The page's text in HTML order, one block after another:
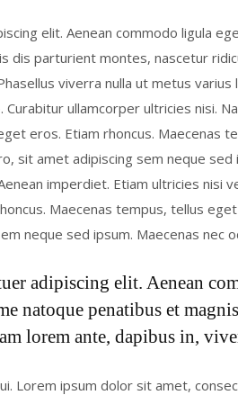
elit. Aenean commodo ligula
dis parturient montes, nascetur
viverra nulla ut metus
ullamcorper ultricies nisi.
eros. Etiam rhoncus. Maecenas
sit amet adipiscing sem neque sed
imperdiet. Etiam ultricies nisi
Maecenas tempus, tellus
neque sed ipsum. Maecenas nec
adipiscing elit. Aenean
natoque penatibus et
lorem ante, dapibus in,
Lorem ipsum dolor sit amet,